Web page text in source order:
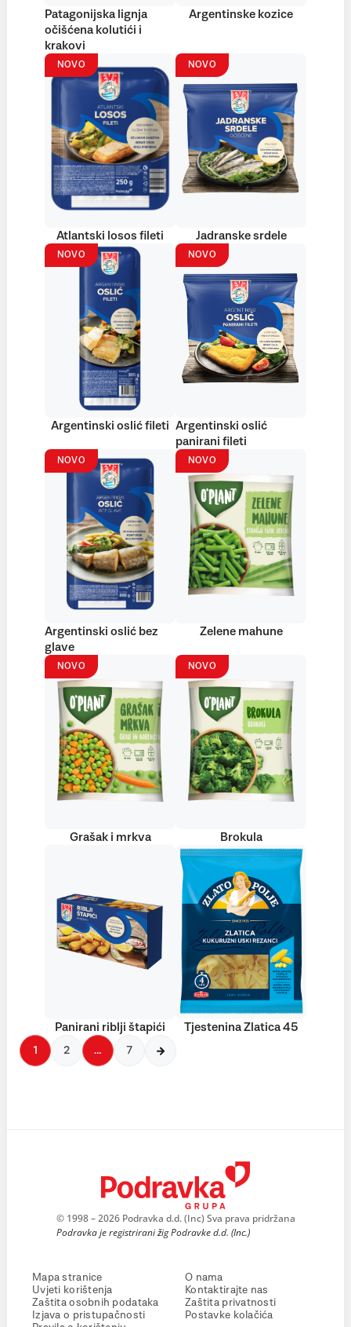
Patagonijska lignja
očišćena kolutići i
krakovi
Argentinske kozice
NOVO
Atlantski losos fileti
NOVO
Jadranske srdele
NOVO
Argentinski oslić fileti
NOVO
Argentinski oslić
panirani fileti
NOVO
Argentinski oslić bez
glave
NOVO
Zelene mahune
NOVO
Grašak i mrkva
NOVO
Brokula
Panirani riblji štapići Tjestenina Zlatica 45
1 2 … 7
© 1998 – 2026 Podravka d.d. (Inc) Sva prava pridržana
Podravka je registrirani žig Podravke d.d. (Inc.)
Mapa stranice
Uvjeti korištenja
Zaštita osobnih podataka
Izjava o pristupačnosti
O nama
Kontaktirajte nas
Zaštita privatnosti
Postavke kolačića